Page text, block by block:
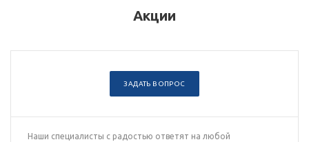
Акции
ЗАДАТЬ ВОПРОС
Наши специалисты с радостью ответят на любой